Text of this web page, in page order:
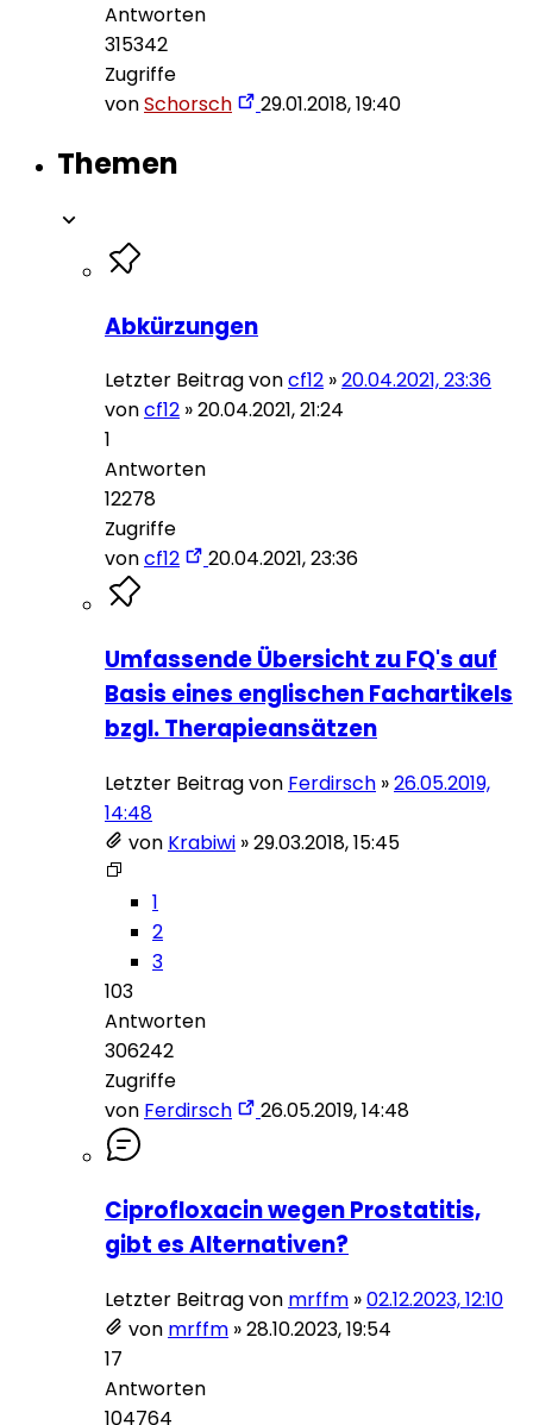
Antworten
315342
Zugriffe
vonSchorsch 29.01.2018, 19:40
Themen
Abkürzungen
Letzter Beitrag voncf12 »20.04.2021, 23:36
voncf12 »20.04.2021, 21:24
1
Antworten
12278
Zugriffe
voncf12 20.04.2021, 23:36
Umfassende Übersicht zu FQ's auf
Basis eines englischen Fachartikels
bzgl. Therapieansätzen
Letzter Beitrag von Ferdirsch »26.05.2019,
14:48
von Krabiwi »29.03.2018, 15:45
1
2
3
103
Antworten
306242
Zugriffe
von Ferdirsch 26.05.2019, 14:48
Ciprofloxacin wegen Prostatitis,
gibt es Alternativen?
Letzter Beitrag von mrffm »02.12.2023, 12:10
von mrffm »28.10.2023, 19:54
17
Antworten
104764